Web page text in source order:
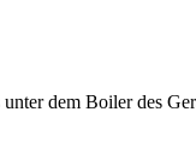
dem Boiler des